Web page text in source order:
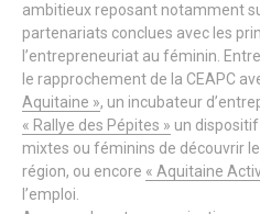
ambitieux reposant notamment
partenariats conclues avec les
l’entrepreneuriat au féminin.
le rapprochement de la CEAPC
Aquitaine », un incubateur
« Rallye des Pépites » un
mixtes ou féminins de découvrir
région, ou encore « Aquitaine
l’emploi.